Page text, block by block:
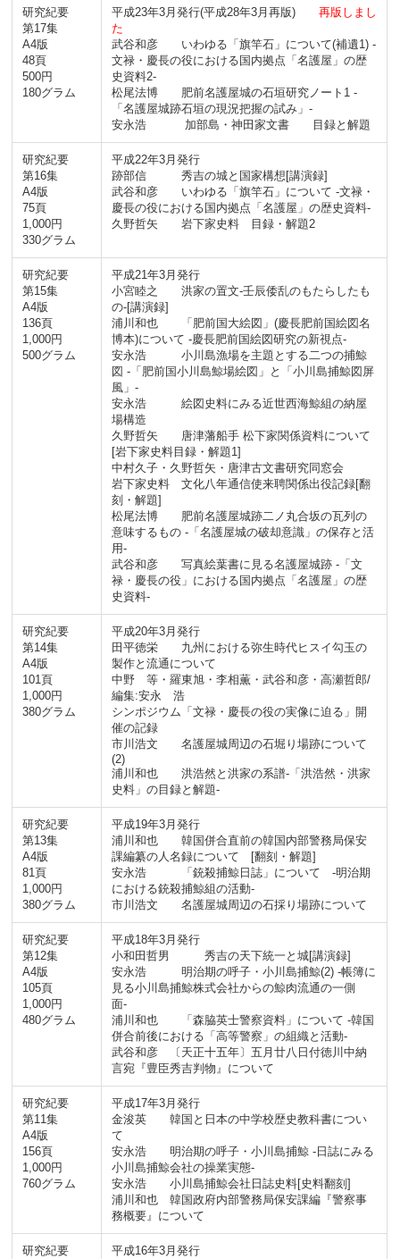
研究紀要
第17集
A4版
48頁
500円
180グラム
平成23年3月発行(平成28年3月再版)
再版しまし
た
武谷和彦 いわゆる「旗竿石」について(補遺1) -
文禄・慶長の役における国内拠点「名護屋」の歴
史資料2-
松尾法博 肥前名護屋城の石垣研究ノート1 -
「名護屋城跡石垣の現況把握の試み」-
安永浩 加部島・神田家文書 目録と解題
研究紀要
第16集
A4版
75頁
1,000円
330グラム
平成22年3月発行
跡部信 秀吉の城と国家構想[講演録]
武谷和彦 いわゆる「旗竿石」について -文禄・
慶長の役における国内拠点「名護屋」の歴史資料-
久野哲矢 岩下家史料 目録・解題2
研究紀要
第15集
A4版
136頁
1,000円
500グラム
平成21年3月発行
小宮睦之 洪家の置文-壬辰倭乱のもたらしたも
の-[講演録]
浦川和也 「肥前国大絵図」(慶長肥前国絵図名
博本)について -慶長肥前国絵図研究の新視点-
安永浩 小川島漁場を主題とする二つの捕鯨
図 -「肥前国小川島鯨場絵図」と「小川島捕鯨図屏
風」-
安永浩 絵図史料にみる近世西海鯨組の納屋
場構造
久野哲矢 唐津藩船手 松下家関係資料について
[岩下家史料目録・解題1]
中村久子・久野哲矢・唐津古文書研究同窓会
岩下家史料 文化八年通信使来聘関係出役記録[翻
刻・解題]
松尾法博 肥前名護屋城跡二ノ丸合坂の瓦列の
意味するもの -「名護屋城の破却意識」の保存と活
用-
武谷和彦 写真絵葉書に見る名護屋城跡 -「文
禄・慶長の役」における国内拠点「名護屋」の歴
史資料-
研究紀要
第14集
A4版
101頁
1,000円
380グラム
平成20年3月発行
田平徳栄 九州における弥生時代ヒスイ勾玉の
製作と流通について
中野 等・羅東旭・李相薫・武谷和彦・高瀬哲郎/
編集:安永 浩
シンポジウム「文禄・慶長の役の実像に迫る」開
催の記録
市川浩文 名護屋城周辺の石堀り場跡について
(2)
浦川和也 洪浩然と洪家の系譜-「洪浩然・洪家
史料」の目録と解題-
研究紀要
第13集
A4版
81頁
1,000円
380グラム
平成19年3月発行
浦川和也 韓国併合直前の韓国内部警務局保安
課編纂の人名録について [翻刻・解題]
安永浩 「銃殺捕鯨日誌」について -明治期
における銃殺捕鯨組の活動-
市川浩文 名護屋城周辺の石採り場跡について
研究紀要
第12集
A4版
105頁
1,000円
480グラム
平成18年3月発行
小和田哲男 秀吉の天下統一と城[講演録]
安永浩 明治期の呼子・小川島捕鯨(2) -帳簿に
見る小川島捕鯨株式会社からの鯨肉流通の一側
面-
浦川和也 「森脇英士警察資料」について -韓国
併合前後における「高等警察」の組織と活動-
武谷和彦 〔天正十五年〕五月廿八日付徳川中納
言宛『豊臣秀吉判物』について
研究紀要
第11集
A4版
156頁
1,000円
760グラム
平成17年3月発行
金浚英 韓国と日本の中学校歴史教科書につい
て
安永浩 明治期の呼子・小川島捕鯨 -日誌にみる
小川島捕鯨会社の操業実態-
安永浩 小川島捕鯨会社日誌史料[史料翻刻]
浦川和也 韓国政府内部警務局保安課編『警察事
務概要』について
研究紀要
平成16年3月発行